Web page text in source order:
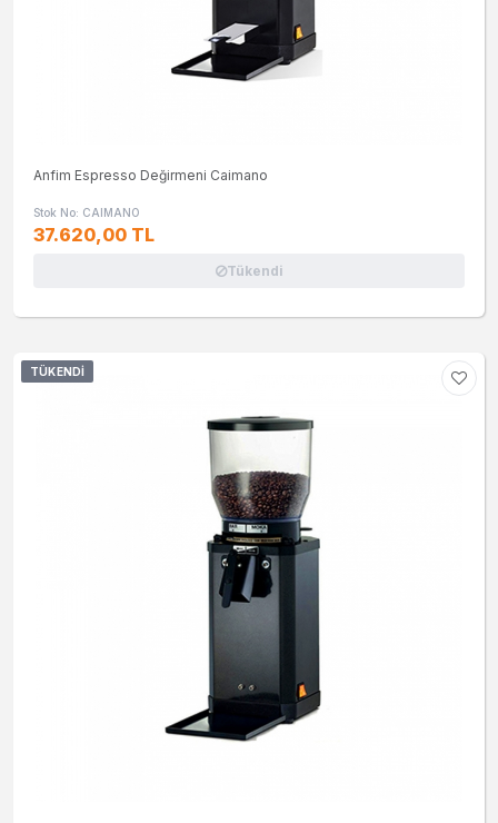
Anfim Espresso Değirmeni Caimano
Stok No: CAIMANO
37.620,00 TL
Tükendi
TÜKENDI